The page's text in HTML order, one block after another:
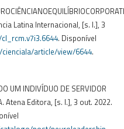
Latina Internacional, [s. l.], 3
. Disponível
article/view/6644.
UM INDIVÍDUO DE SERVIDOR
Atena Editora, [s. l.], 3 out. 2022.